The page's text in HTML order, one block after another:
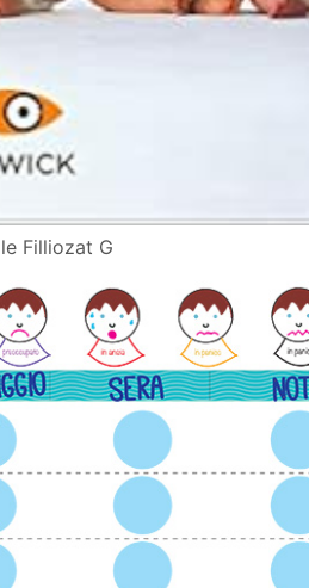
Filliozat G